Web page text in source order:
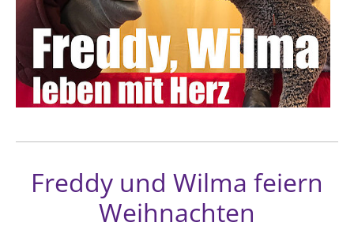
Freddy und Wilma feiern
Weihnachten